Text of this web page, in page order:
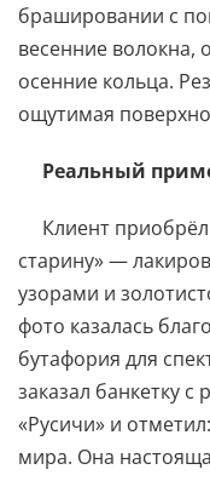
брашировании с
весенние волокна,
осенние кольца.
ощутимая
Реальный
Клиент
старину» —
узорами и
фото казалась
бутафория для
заказал банкетку
«Русичи» и
мира. Она